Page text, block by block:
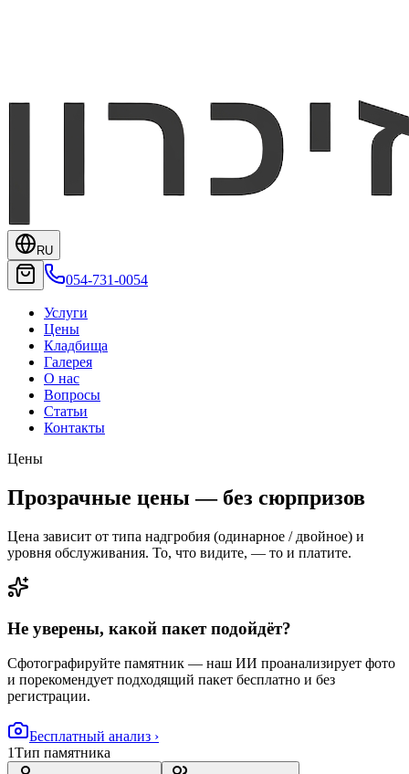
RU
054-731-0054
Услуги
Цены
Кладбища
Галерея
О нас
Вопросы
Статьи
Контакты
Цены
Прозрачные цены — без сюрпризов
Цена зависит от типа надгробия (одинарное / двойное) и
уровня обслуживания. То, что видите, — то и платите.
Не уверены, какой пакет подойдёт?
Сфотографируйте памятник — наш ИИ проанализирует фото
и порекомендует подходящий пакет бесплатно и без
регистрации.
Бесплатный анализ ›
1Тип памятника